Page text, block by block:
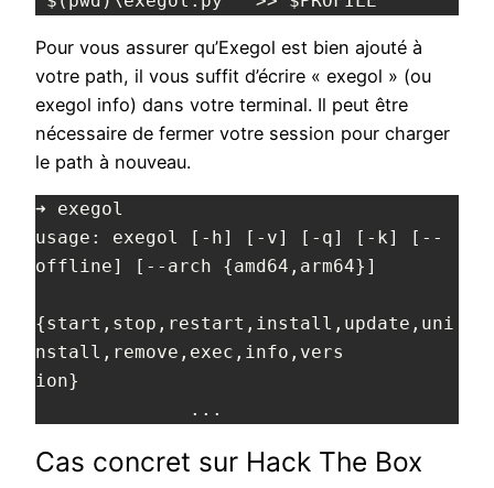
Pour vous assurer qu’Exegol est bien ajouté à
votre path, il vous suffit d’écrire « exegol » (ou
exegol info) dans votre terminal. Il peut être
nécessaire de fermer votre session pour charger
le path à nouveau.
➜ exegol
usage: exegol [-h] [-v] [-q] [-k] [--
offline] [--arch {amd64,arm64}]
{start,stop,restart,install,update,uni
nstall,remove,exec,info,vers
ion}
              ...
Cas concret sur Hack The Box